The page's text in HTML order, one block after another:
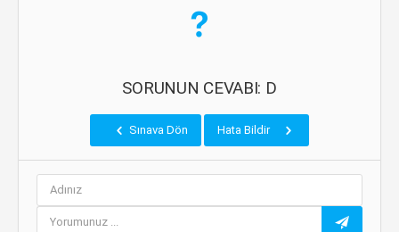
SORUNUN CEVABI: D
Sınava Dön Hata Bildir